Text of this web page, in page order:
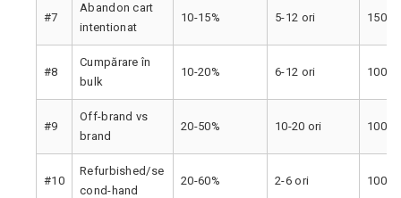
#7
Abandon cart
intentionat
10-15% 5-12 ori 150-
#8
Cumpărare în
bulk
10-20% 6-12 ori 100-
#9
Off-brand vs
brand
20-50% 10-20 ori 100-
#10
Refurbished/se
cond-hand
20-60% 2-6 ori 100-